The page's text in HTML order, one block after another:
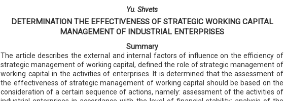
Yu. Shvets
DETERMINATION THE EFFECTIVENESS OF STRATEGIC WORKING CAPITAL
MANAGEMENT OF INDUSTRIAL ENTERPRISES
Summary
The article describes the external and internal factors of influence on the efficiency of
strategic management of working capital, defined the role of strategic management of
working capital in the activities of enterprises. It is determined that the assessment of
the effectiveness of strategic management of working capital should be based on the
consideration of a certain sequence of actions, namely: assessment of the activities of